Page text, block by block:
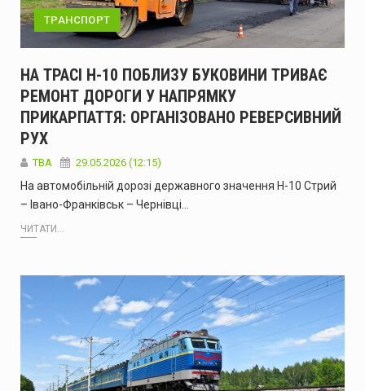
ТРАНСПОРТ
НА ТРАСІ Н-10 ПОБЛИЗУ БУКОВИНИ ТРИВАЄ
РЕМОНТ ДОРОГИ У НАПРЯМКУ
ПРИКАРПАТТЯ: ОРГАНІЗОВАНО РЕВЕРСИВНИЙ
РУХ
ТВА 29.05.2026 (12:15)
На автомобільній дорозі державного значення Н-10 Стрий
– Івано-Франківськ – Чернівці…
ЧИТАТИ...